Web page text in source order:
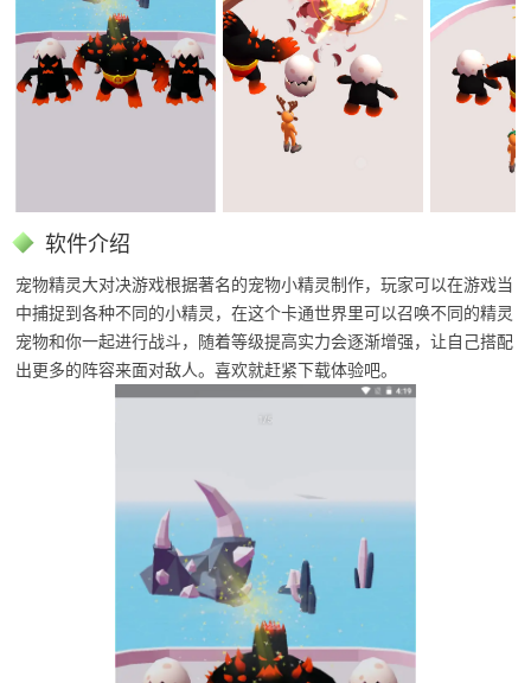
软件介绍
宠物精灵大对决游戏根据著名的宠物小精灵制作，玩家可以在游戏当
中捕捉到各种不同的小精灵，在这个卡通世界里可以召唤不同的精灵
宠物和你一起进行战斗，随着等级提高实力会逐渐增强，让自己搭配
出更多的阵容来面对敌人。喜欢就赶紧下载体验吧。